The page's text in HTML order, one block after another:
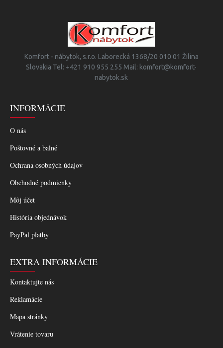
Komfort - nábytok, s.r.o. Laborecká 1368/20 010 01 Žilina
Slovakia Tel: +421 910 955 255 Mail: komfort@komfort-
nabytok.sk
INFORMÁCIE
O nás
Poštovné a balné
Ochrana osobných údajov
Obchodné podmienky
Môj účet
História objednávok
PayPal platby
EXTRA INFORMÁCIE
Kontaktujte nás
Reklamácie
Mapa stránky
Vrátenie tovaru